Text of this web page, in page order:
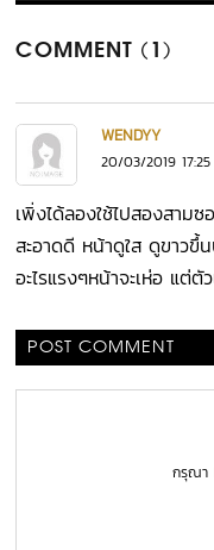
COMMENT (1)
WENDYY
20/03/2019
เพิ่งได้ลองใช้ไปสองสาม
สะอาดดี หน้าดูใส ดูขาว
อะไรแรงๆหน้าจะเห่อ แต่ตั
POST COMMENT
กรุณา